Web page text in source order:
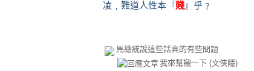
凌﹐難道人性本『賤』乎﹖
馬總統說這些話真的有些問題
我來幫襯一下 (文俠隱)